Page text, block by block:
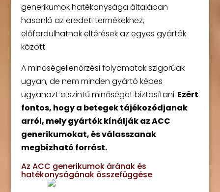
generikumok hatékonysága általában
hasonló az eredeti termékekhez,
előfordulhatnak eltérések az egyes gyártók
között.
A minőségellenőrzési folyamatok szigorúak
ugyan, de nem minden gyártó képes
ugyanazt a szintű minőséget biztosítani. Ezért
fontos, hogy a betegek tájékozódjanak
arról, mely gyártók kínálják az ACC
generikumokat, és válasszanak
megbízható forrást.
Az ACC generikumok árának és
hatékonyságának összefüggése